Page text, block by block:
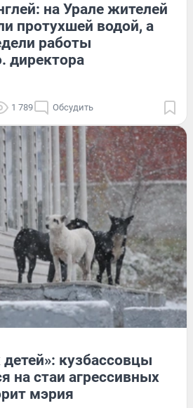
на Урале жителей
протухшей водой, а
работы
директора
1 789 Обсудить
кузбассовцы
на стаи агрессивных
мэрия